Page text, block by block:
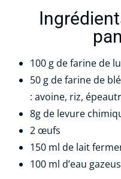
100 g de farine de
50 g de farine de
: avoine, riz,
8g de levure
2 œufs
150 ml de lait
100 ml d’eau